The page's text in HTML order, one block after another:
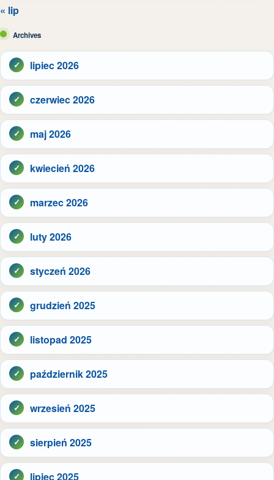
« lip
Archives
lipiec 2026
czerwiec 2026
maj 2026
kwiecień 2026
marzec 2026
luty 2026
styczeń 2026
grudzień 2025
listopad 2025
październik 2025
wrzesień 2025
sierpień 2025
lipiec 2025